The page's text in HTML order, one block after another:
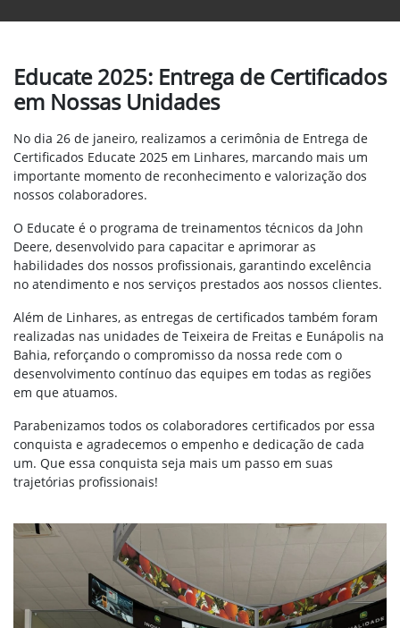
Educate 2025: Entrega de Certificados
em Nossas Unidades
No dia 26 de janeiro, realizamos a cerimônia de Entrega de
Certificados Educate 2025 em Linhares, marcando mais um
importante momento de reconhecimento e valorização dos
nossos colaboradores.
O Educate é o programa de treinamentos técnicos da John
Deere, desenvolvido para capacitar e aprimorar as
habilidades dos nossos profissionais, garantindo excelência
no atendimento e nos serviços prestados aos nossos clientes.
Além de Linhares, as entregas de certificados também foram
realizadas nas unidades de Teixeira de Freitas e Eunápolis na
Bahia, reforçando o compromisso da nossa rede com o
desenvolvimento contínuo das equipes em todas as regiões
em que atuamos.
Parabenizamos todos os colaboradores certificados por essa
conquista e agradecemos o empenho e dedicação de cada
um. Que essa conquista seja mais um passo em suas
trajetórias profissionais!